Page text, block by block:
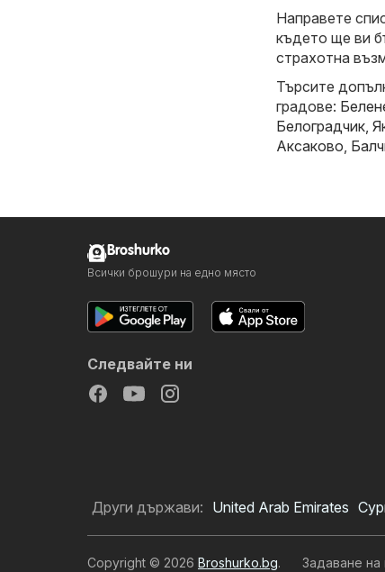
Направете
където ще ви
страхотна
Търсите
градове:
Белоградчик,
Аксаково,
Broshurko
Всички брошури на едно място
Следвайте ни
Други държави: United Arab Emirates
Copyright © 2026 Broshurko.bg. Задаване на